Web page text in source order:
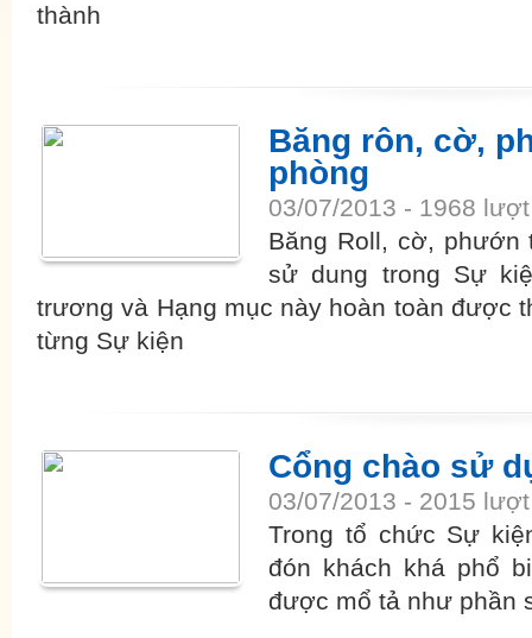
thành
Băng rôn, cờ,
phòng
03/07/2013 - 1968
Băng Roll, cờ, phướn
sử dung trong Sự
trương và Hạng mục này hoàn toàn được
từng Sự kiện
Cổng chào sử
03/07/2013 - 2015
Trong tổ chức Sự
đón khách khá phổ
được mổ tả như phần